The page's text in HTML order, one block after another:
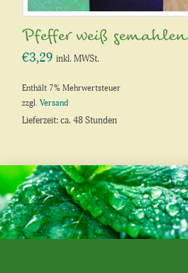
Pfeffer weiß gemahlen
€3,29 inkl. MWSt.
Enthält 7% Mehrwertsteuer
zzgl.Versand
Lieferzeit: ca. 48 Stunden